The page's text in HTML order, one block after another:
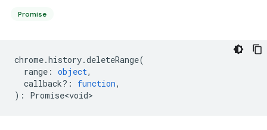
Promise
chrome.history.deleteRange(
range : object,
callback? : function,
) : Promise<void>